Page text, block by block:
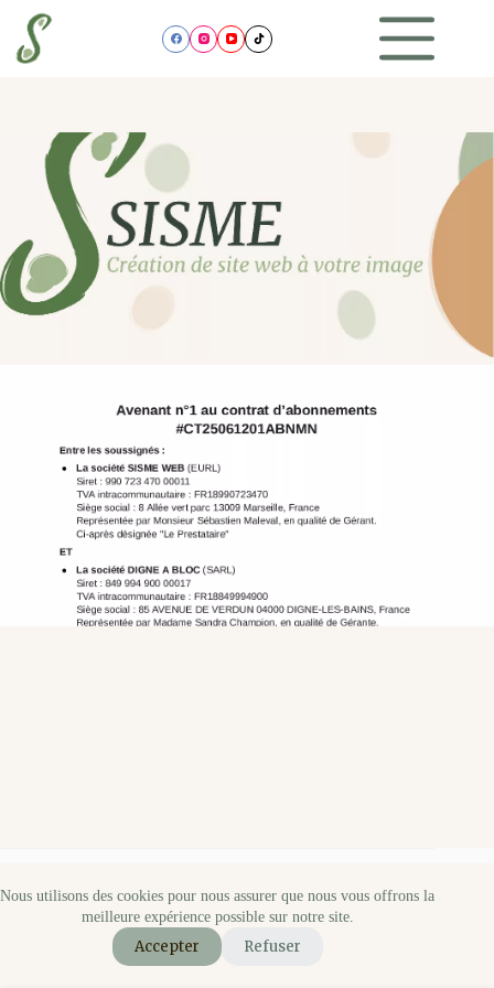
contenu
Nous utilisons des cookies pour nous assurer que nous vous offrons la
meilleure expérience possible sur notre site.
Accepter Refuser
© 2026 Sisme | Site créé par Sisme Web |
Politique de
confidentialité